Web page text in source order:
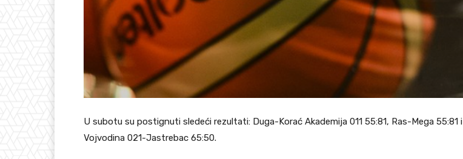
U subotu su postignuti sledeći rezultati: Duga-Korać Akademija 011 55:81, Ras-Mega 55:81 i
Vojvodina 021-Jastrebac 65:50.